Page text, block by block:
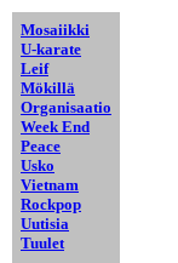
Mosaiikki
U-karate
Leif
Mökillä
Organisaatio
Week End
Peace
Usko
Vietnam
Rockpop
Uutisia
Tuulet